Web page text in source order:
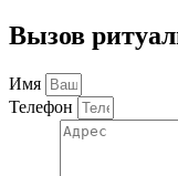
Вызов
Имя
Телефон